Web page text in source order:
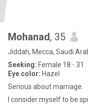
Mohanad, 35
Jiddah, Mecca, Saudi
Seeking: Female 18 - 31
Eye color: Hazel
Serious about marriage.
I consider myself to be